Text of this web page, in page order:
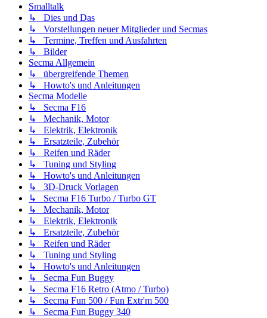
Smalltalk
↳ Dies und Das
↳ Vorstellungen neuer Mitglieder und Secmas
↳ Termine, Treffen und Ausfahrten
↳ Bilder
Secma Allgemein
↳ übergreifende Themen
↳ Howto's und Anleitungen
Secma Modelle
↳ Secma F16
↳ Mechanik, Motor
↳ Elektrik, Elektronik
↳ Ersatzteile, Zubehör
↳ Reifen und Räder
↳ Tuning und Styling
↳ Howto's und Anleitungen
↳ 3D-Druck Vorlagen
↳ Secma F16 Turbo / Turbo GT
↳ Mechanik, Motor
↳ Elektrik, Elektronik
↳ Ersatzteile, Zubehör
↳ Reifen und Räder
↳ Tuning und Styling
↳ Howto's und Anleitungen
↳ Secma Fun Buggy
↳ Secma F16 Retro (Atmo / Turbo)
↳ Secma Fun 500 / Fun Extr'm 500
↳ Secma Fun Buggy 340